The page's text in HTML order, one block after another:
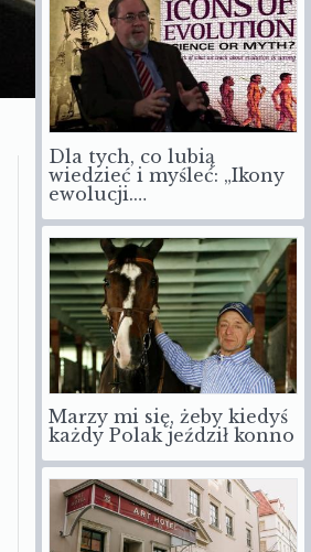
Dla tych, co lubią
wiedzieć i myśleć: „Ikony
ewolucji.…
Marzy mi się, żeby kiedyś
każdy Polak jeździł konno